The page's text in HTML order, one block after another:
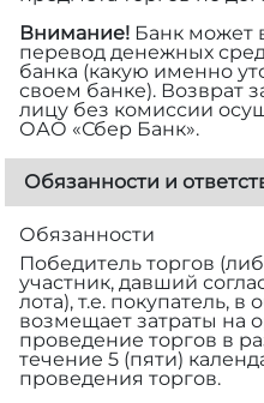
Внимание! Банк может
перевод денежных
банка (какую именно
своем банке). Возврат
лицу без комиссии
ОАО «Сбер Банк».
Обязанности и
Обязанности
Победитель торгов
участник, давший
лота), т.е. покупатель,
возмещает затраты на
проведение торгов в
течение 5 (пяти)
проведения торгов.